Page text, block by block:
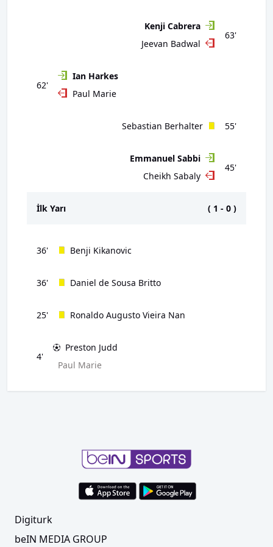
63'
Kenji Cabrera
Jeevan Badwal
62'
Ian Harkes
Paul Marie
55'
Sebastian Berhalter
45'
Emmanuel Sabbi
Cheikh Sabaly
İlk Yarı ( 1 - 0 )
36' Benji Kikanovic
36' Daniel de Sousa Britto
25' Ronaldo Augusto Vieira Nan
4'
Preston Judd
Paul Marie
Digiturk
beIN MEDIA GROUP